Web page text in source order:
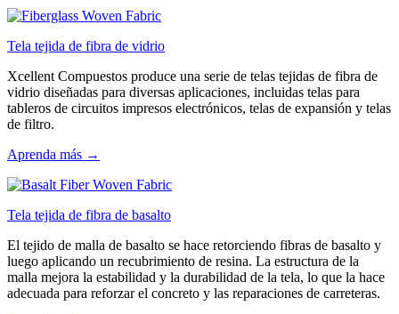
Tela tejida de fibra de vidrio
Xcellent Compuestos produce una serie de telas tejidas de fibra de
vidrio diseñadas para diversas aplicaciones, incluidas telas para
tableros de circuitos impresos electrónicos, telas de expansión y telas
de filtro.
Aprenda más →
Tela tejida de fibra de basalto
El tejido de malla de basalto se hace retorciendo fibras de basalto y
luego aplicando un recubrimiento de resina. La estructura de la
malla mejora la estabilidad y la durabilidad de la tela, lo que la hace
adecuada para reforzar el concreto y las reparaciones de carreteras.